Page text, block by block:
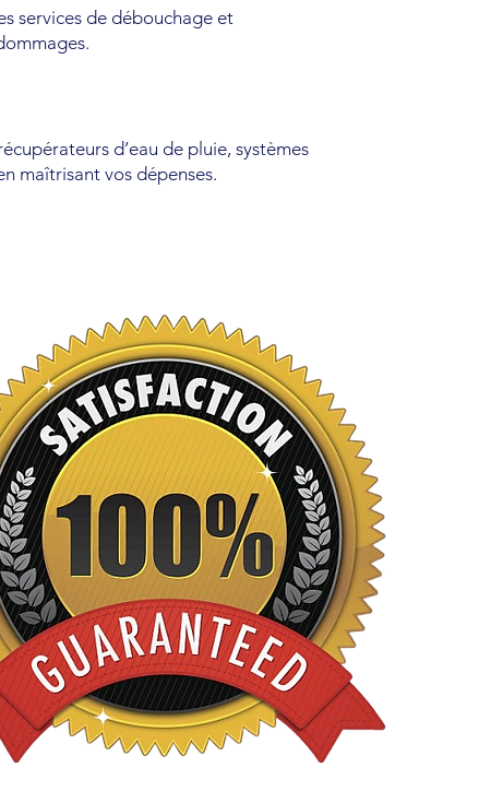
services de débouchage et
d’eau de pluie, systèmes
maîtrisant vos dépenses.